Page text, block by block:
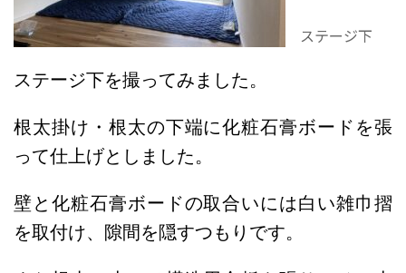
ステージ下
ステージ下を撮ってみました。
根太掛け・根太の下端に化粧石膏ボードを張
って仕上げとしました。
壁と化粧石膏ボードの取合いには白い雑巾摺
を取付け、隙間を隠すつもりです。